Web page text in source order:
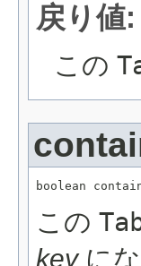
戻り値:
この
boolean
この
keyに